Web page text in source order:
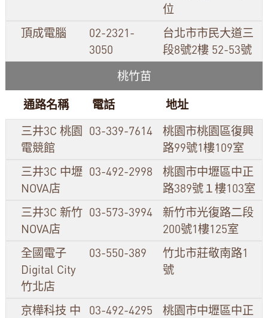
位
頂成電腦
02-2321-
3050
台北市市民大道三
段8號2樓 52-53號
桃竹苗
通路名稱
電話
地址
三井3C 桃園
電競館
03-339-7614
桃園市桃園區復興
路99號1樓109室
三井3C 中壢
NOVA店
03-492-2998
桃園市中壢區中正
路389號１樓103室
三井3C 新竹
NOVA店
03-573-3994
新竹市光復路二段
200號1樓125室
全國電子
Digital City
竹北店
03-550-389
竹北市莊敬南路1
號
京樺科技 中
03-492-4295
桃園市中壢區中正